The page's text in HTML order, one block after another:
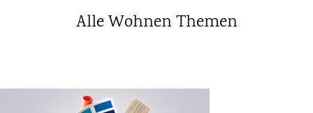
Alle Wohnen Themen